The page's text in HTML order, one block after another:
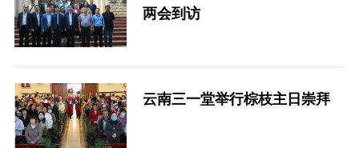
两会到访
云南三一堂举行棕枝主日崇拜